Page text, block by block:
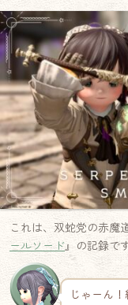
これは、双蛇党の赤魔
ールソード』の記録です
じゃーん